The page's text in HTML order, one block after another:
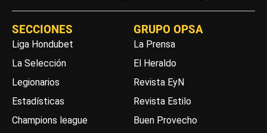
SECCIONES
Liga Hondubet
La Selección
Legionarios
Estadísticas
Champions league
GRUPO OPSA
La Prensa
El Heraldo
Revista EyN
Revista Estilo
Buen Provecho